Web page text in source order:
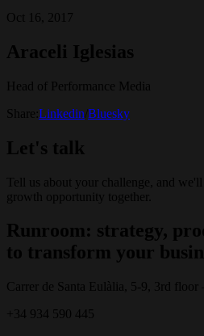
Oct 16, 2017
Araceli Iglesias
Head of Performance Media
Share: Linkedin Bluesky
Let's talk
Tell us about your challenge, and
growth opportunity together.
Runroom: strategy,
to transform your
Carrer de Santa Eulàlia, 5-9, 3rd floor
+34 934 590 445